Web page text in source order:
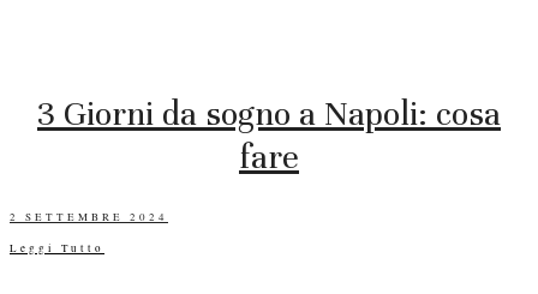
3 Giorni da sogno a Napoli: cosa
fare
POSTED
2 SETTEMBRE 2024
Leggi Tutto